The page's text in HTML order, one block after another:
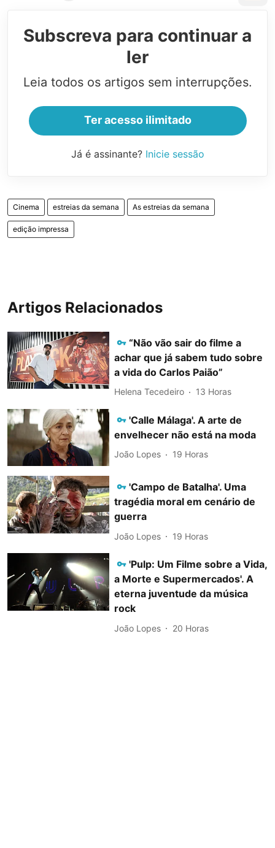
Subscreva para continuar a
ler
Leia todos os artigos sem interrupções.
Ter acesso ilimitado
Já é assinante? Inicie sessão
Cinema estreias da semana As estreias da semana
edição impressa
Artigos Relacionados
“Não vão sair do filme a
achar que já sabem tudo sobre
a vida do Carlos Paião”
Helena Tecedeiro 13 Horas
'Calle Málaga'. A arte de
envelhecer não está na moda
João Lopes 19 Horas
'Campo de Batalha'. Uma
tragédia moral em cenário de
guerra
João Lopes 19 Horas
'Pulp: Um Filme sobre a Vida,
a Morte e Supermercados'. A
eterna juventude da música
rock
João Lopes 20 Horas